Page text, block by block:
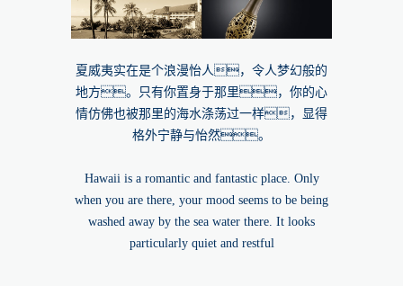
夏威夷实在是个浪漫怡人，令人梦幻般的
地方。只有你置身于那里，你的心
情仿佛也被那里的海水涤荡过一样，显得
格外宁静与怡然。
Hawaii is a romantic and fantastic place. Only
when you are there, your mood seems to be being
washed away by the sea water there. It looks
particularly quiet and restful